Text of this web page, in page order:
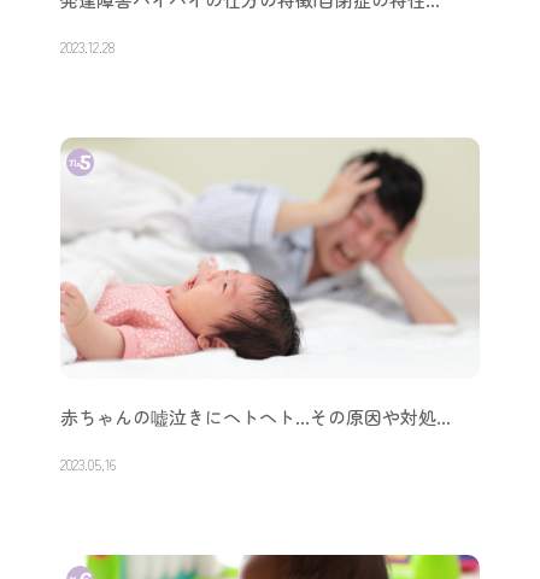
2023.12.28
赤ちゃんの嘘泣きにヘトヘト…その原因や対処…
2023.05.16